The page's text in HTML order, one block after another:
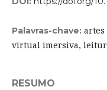
Palavras-chave:
virtual imersiva,
RESUMO